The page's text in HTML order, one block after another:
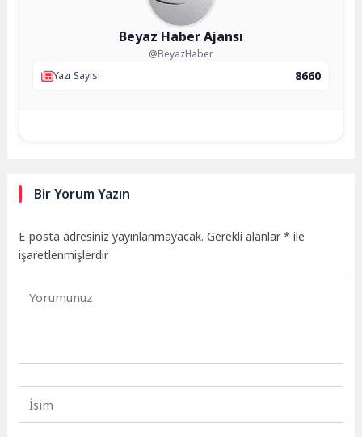
Beyaz Haber Ajansı
@BeyazHaber
Yazı Sayısı
8660
Bir Yorum Yazın
E-posta adresiniz yayınlanmayacak. Gerekli alanlar* ile
işaretlenmişlerdir